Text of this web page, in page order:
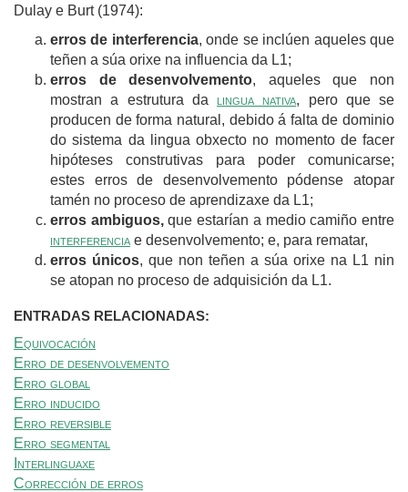
Dulay e Burt (1974):
erros de interferencia, onde se inclúen aqueles que
teñen a súa orixe na influencia da L1;
erros de desenvolvemento, aqueles que non
mostran a estrutura da lingua nativa, pero que se
producen de forma natural, debido á falta de dominio
do sistema da lingua obxecto no momento de facer
hipóteses construtivas para poder comunicarse;
estes erros de desenvolvemento pódense atopar
tamén no proceso de aprendizaxe da L1;
erros ambiguos,que estarían a medio camiño entre
interferencia e desenvolvemento; e, para rematar,
erros únicos, que non teñen a súa orixe na L1 nin
se atopan no proceso de adquisición da L1.
ENTRADAS RELACIONADAS:
Equivocación
Erro de desenvolvemento
Erro global
Erro inducido
Erro reversible
Erro segmental
Interlinguaxe
Corrección de erros